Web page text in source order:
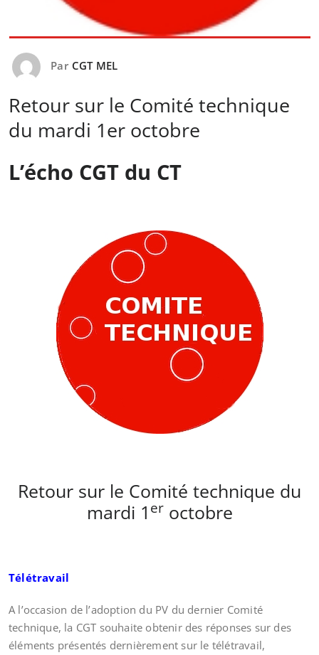
Par CGT MEL
Retour sur le Comité technique
du mardi 1er octobre
L’écho CGT du CT
Retour sur le Comité technique du
mardi 1 eroctobre
Télétravail
A l’occasion de l’adoption du PV du dernier Comité
technique, la CGT souhaite obtenir des réponses sur des
éléments présentés dernièrement sur le télétravail,